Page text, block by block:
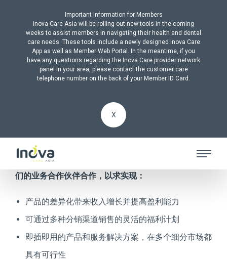
Important Information for Members
Inova Care Asia will be rolling out new tools in the coming
weeks to assist members in navigating their health and dental
care needs. These tools include a newly designed Inova Care
App as well as Member Web Portal. In the meantime, if you
have any questions regarding the Inova Care provider network
panel in your area, please contact the customer care
telephone number on the back of your Member ID Card.
X
ALL PRODUCTS
Inova Care Asia在为亚洲、欧洲和美国的客户开发成
功产品和增值服务方面有着久经考验的历史。我们与我
们的业务合作伙伴合作，以求实现：
产品的差异化带来收入增长并提高盈利能力
可通过多种分销渠道销售的灵活的福利计划
即插即用的产品和服务解决方案，在多个细分市场都
具有可行性